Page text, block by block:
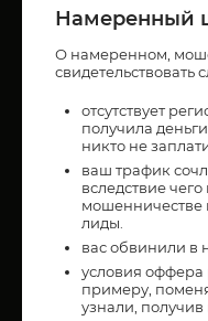
Намеренный
О намеренном,
свидетельствовать
отсутствует
получила
никто не
ваш трафик
вследствие
мошенничестве
лиды.
вас обвинили в
условия
примеру,
узнали,